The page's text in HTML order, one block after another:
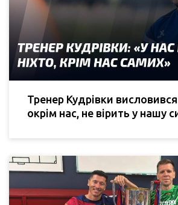
Тренер Кудрівки
окрім нас, не вірить у нашу